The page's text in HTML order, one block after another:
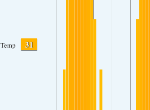
Temp 31